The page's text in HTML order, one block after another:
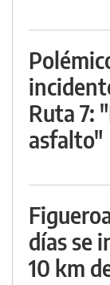
Ruta 7:
asfalto"
días se
10 km